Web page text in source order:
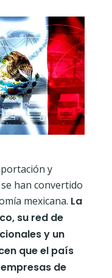
y
han convertido
mexicana. La
su red de
y un
que el país
de